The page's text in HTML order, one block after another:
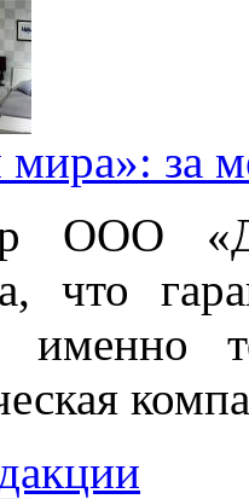
за
ООО
что
именно